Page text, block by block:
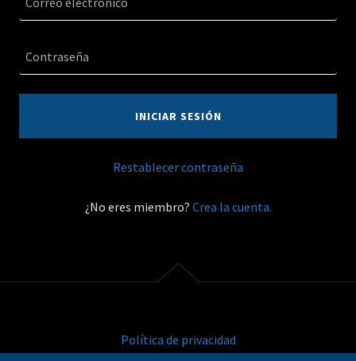
INICIAR SESIÓN
Restablecer contraseña
¿No eres miembro? Crea la cuenta.
Política de privacidad